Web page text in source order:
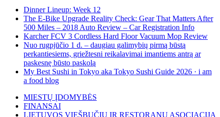
Dinner Lineup: Week 12
The E-Bike Upgrade Reality Check: Gear That Matters After
500 Miles – 2018 Auto Review – Car Registration Info
Karcher FCV 3 Cordless Hard Floor Vacuum Mop Review
Nuo rugpjūčio 1 d. – daugiau galimybių pirmą būstą
perkantiesiems, griežtesni reikalavimai imantiems antrą ar
paskesnę būsto paskolą
My Best Sushi in Tokyo aka Tokyo Sushi Guide 2026 · i am
a food blog
MIESTŲ ĮDOMYBĖS
FINANSAI
LIETUVOS VIEŠBUČIŲ IR RESTORANŲ ASOCIACIJA